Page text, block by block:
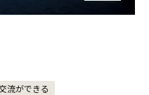
流ができる